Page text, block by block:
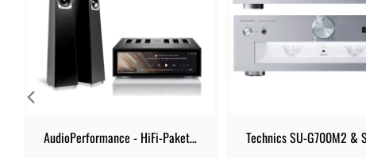
AudioPerformance - HiFi-Paket Technics SU-G700M2 &